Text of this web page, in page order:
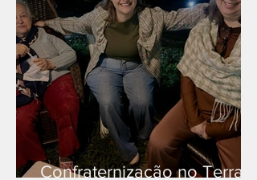
Confraternização no Terra